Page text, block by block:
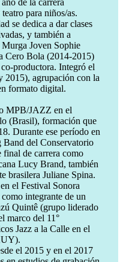
para niños/as.
se dedica a dar clases
y también a
Joven Sophie
Cero Bola (2014-2015)
productora. Integró el
2015), agrupación con la
formato digital.
MPB/JAZZ en el
(Brasil), formación que
Durante ese período en
del Conservatorio
final de carrera como
Lucy Brand, también
brasilera Juliane Spina.
el Festival Sonora
integrante de un
Quintê (grupo liderado
marco del 11°
Jazz a la Calle en el
el 2015 y en el 2017